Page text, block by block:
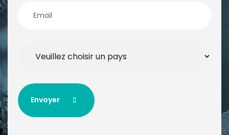
Envoyer
Envoyer